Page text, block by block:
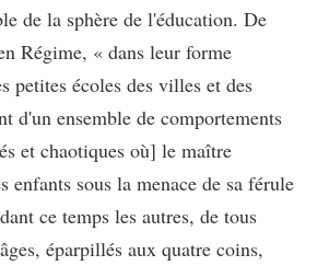
de la sphère de l'éducation. De
Régime, « dans leur forme
petites écoles des villes et des
d'un ensemble de comportements
et chaotiques où] le maître
enfants sous la menace de sa férule
ce temps les autres, de tous
éparpillés aux quatre coins,